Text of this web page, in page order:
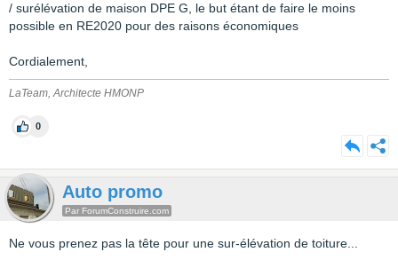
/ surélévation de maison DPE G, le but étant de faire le moins
possible en RE2020 pour des raisons économiques
Cordialement,
LaTeam, Architecte HMONP
0
Auto promo
Par ForumConstruire.com
Ne vous prenez pas la tête pour une sur-élévation de toiture...